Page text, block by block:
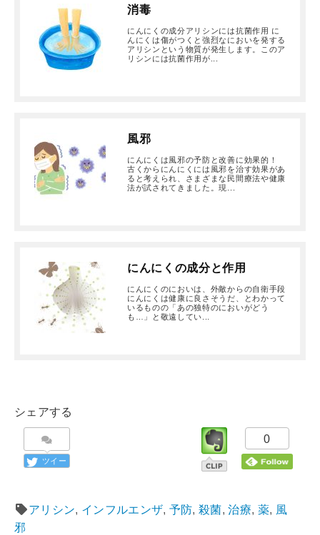
消毒
にんにくの成分アリシンには抗菌作用 に
んにくは傷がつくと強烈なにおいを発する
アリシンという物質が発生します。このア
リシンには抗菌作用が...
風邪
にんにくは風邪の予防と改善に効果的！
古くからにんにくには風邪を治す効果があ
ると考えられ、さまざまな民間療法や健康
法が試されてきました。現...
にんにくの成分と作用
にんにくのにおいは、外敵からの自衛手段
にんにくは健康に良さそうだ、とわかって
いるものの「あの独特のにおいがどう
も…」と敬遠してい...
シェアする
ツイー
0
アリシン, インフルエンザ, 予防,殺菌,治療, 薬, 風
邪